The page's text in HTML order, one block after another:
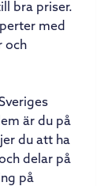
bra priser.
med
och
är du på
du att ha
delar på
på